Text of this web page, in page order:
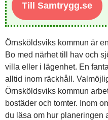
Till Samtrygg.se
Örnsköldsviks kommun är
Bo med närhet till hav och
villa eller i lägenhet. En
alltid inom räckhåll.
Örnsköldsviks kommun
bostäder och tomter. Inom
du läsa om hur planeringen